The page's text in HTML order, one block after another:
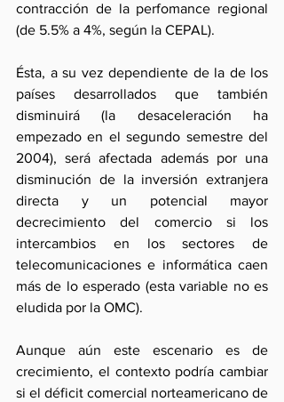
contracción de la perfomance regional
(de 5.5% a 4%, según la CEPAL).
Ésta, a su vez dependiente de la de los
países desarrollados que también
disminuirá (la desaceleración ha
empezado en el segundo semestre del
2004), será afectada además por una
disminución de la inversión extranjera
directa y un potencial mayor
decrecimiento del comercio si los
intercambios en los sectores de
telecomunicaciones e informática caen
más de lo esperado (esta variable no es
eludida por la OMC).
Aunque aún este escenario es de
crecimiento, el contexto podría cambiar
si el déficit comercial norteamericano de